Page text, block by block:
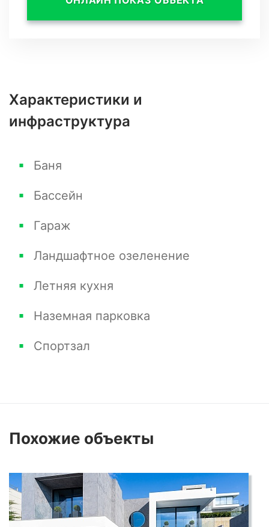
Характеристики и
инфраструктура
Баня
Бассейн
Гараж
Ландшафтное озеленение
Летняя кухня
Наземная парковка
Спортзал
Похожие объекты